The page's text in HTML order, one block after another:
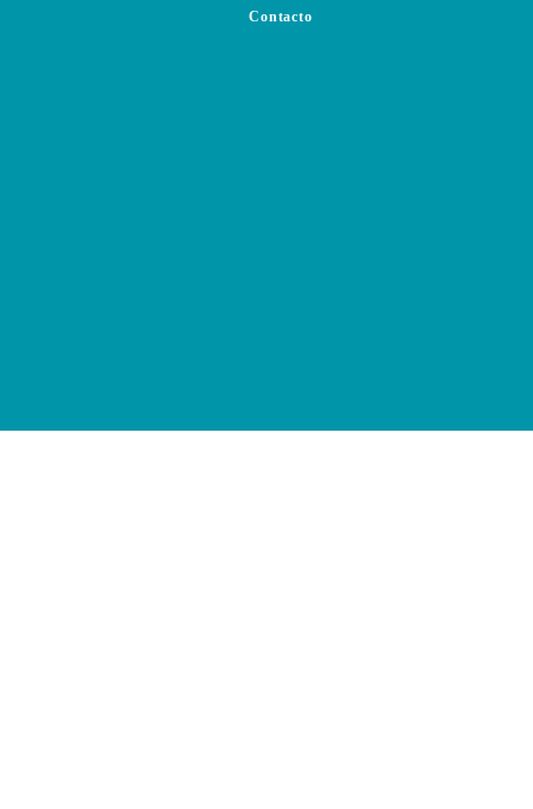
Contacto